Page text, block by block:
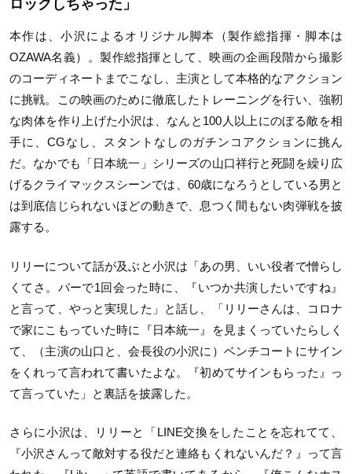
ロックしちゃった」
本作は、小沢によるオリジナル脚本（製作総指揮・脚本は
OZAWA名義）。製作総指揮として、映画の企画段階から撮影
のコーディネートまでこなし、主演として本格的なアクション
に挑戦。この映画のために徹底したトレーニングを行い、強靭
な肉体を作り上げた小沢は、なんと100人以上にのぼる敵を相
手に、CGなし、スタントなしのガチンコアクションに挑ん
だ。なかでも「日本統一」シリーズの山口祥行と死闘を繰り広
げるクライマックスシーンでは、60歳になろうとしている男と
は到底信じられないほどの動きで、息つく間もない肉弾戦を披
露する。
リリーについて話が及ぶと小沢は「あの男、いい役者で憎らし
くてさ。バーで1回会った時に、『いつか共演したいですね』
と言って、やっと実現した」と話し、「リリーさんは、コロナ
で家にこもっていた時に『日本統一』を見まくっていたらしく
て、（主演の山口と、会長役の小沢に）ベンチコートにサイン
をくれって言われて書いたよな。『初めてサインもらった』っ
て言っていた」と裏話を披露した。
さらに小沢は、リリーと「LINE交換をしたことを忘れてて、
『小沢さんって敵対する役だと連絡もくれないんだ？』って言